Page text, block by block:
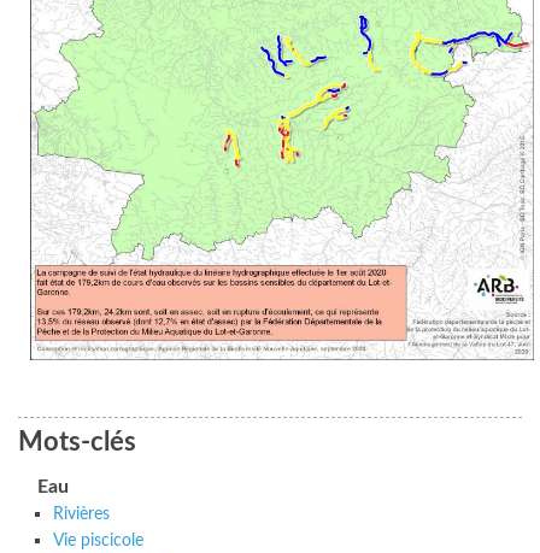
Mots-clés
Eau
Rivières
Vie piscicole